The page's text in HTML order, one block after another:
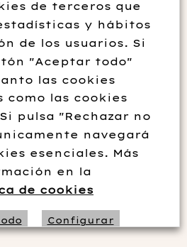
2021
de terceros que
y hábitos
de los usuarios. Si
"Aceptar todo"
las cookies
como las cookies
pulsa "Rechazar no
navegará
esenciales. Más
en la
de cookies
Configurar